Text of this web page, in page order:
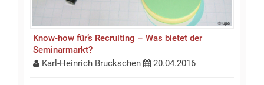
Know-how für’s Recruiting – Was bietet der
Seminarmarkt?
Karl-Heinrich Bruckschen
20.04.2016